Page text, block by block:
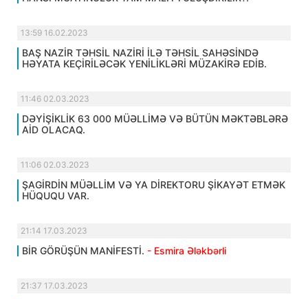
13:59 16.02.2023
BAŞ NAZİR TƏHSİL NAZİRİ İLƏ TƏHSİL SAHƏSİNDƏ
HƏYATA KEÇİRİLƏCƏK YENİLİKLƏRİ MÜZAKİRƏ EDİB.
11:46 02.03.2023
DƏYİŞİKLİK 63 000 MÜƏLLİMƏ VƏ BÜTÜN MƏKTƏBLƏRƏ
AİD OLACAQ.
11:06 02.03.2023
ŞAGİRDİN MÜƏLLİM VƏ YA DİREKTORU ŞİKAYƏT ETMƏK
HÜQUQU VAR.
21:14 17.03.2023
BİR GÖRÜŞÜN MANİFESTİ. - Esmira Ələkbərli
21:37 17.03.2023